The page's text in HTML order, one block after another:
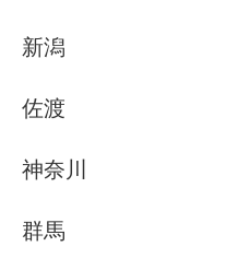
新潟
佐渡
神奈川
群馬